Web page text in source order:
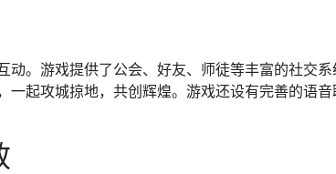
动。游戏提供了公会、好友、师徒等丰富的社交
一起攻城掠地，共创辉煌。游戏还设有完善的语